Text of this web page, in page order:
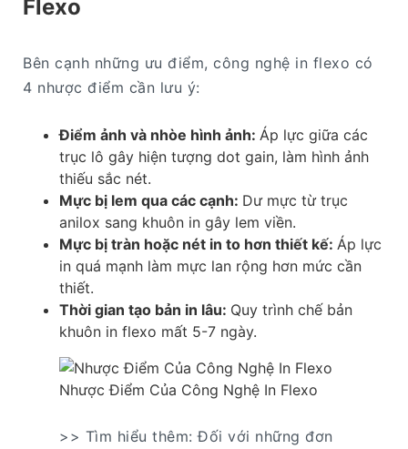
Flexo
Bên cạnh những ưu điểm, công nghệ in flexo có
4 nhược điểm cần lưu ý:
Điểm ảnh và nhòe hình ảnh: Áp lực giữa các
trục lô gây hiện tượng dot gain, làm hình ảnh
thiếu sắc nét.
Mực bị lem qua các cạnh: Dư mực từ trục
anilox sang khuôn in gây lem viền.
Mực bị tràn hoặc nét in to hơn thiết kế: Áp lực
in quá mạnh làm mực lan rộng hơn mức cần
thiết.
Thời gian tạo bản in lâu: Quy trình chế bản
khuôn in flexo mất 5-7 ngày.
Nhược Điểm Của Công Nghệ In Flexo
>> Tìm hiểu thêm: Đối với những đơn